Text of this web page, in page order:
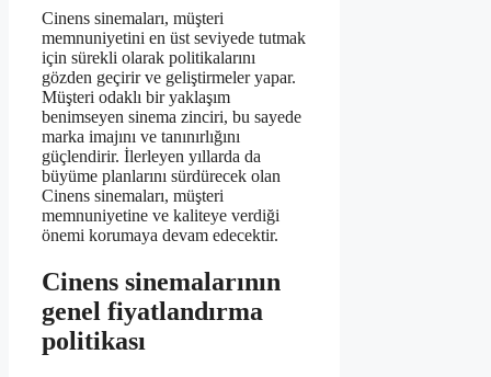
Cinens sinemaları, müşteri
memnuniyetini en üst seviyede tutmak
için sürekli olarak politikalarını
gözden geçirir ve geliştirmeler yapar.
Müşteri odaklı bir yaklaşım
benimseyen sinema zinciri, bu sayede
marka imajını ve tanınırlığını
güçlendirir. İlerleyen yıllarda da
büyüme planlarını sürdürecek olan
Cinens sinemaları, müşteri
memnuniyetine ve kaliteye verdiği
önemi korumaya devam edecektir.
Cinens sinemalarının
genel fiyatlandırma
politikası